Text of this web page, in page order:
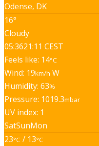
Odense, DK
16°
Cloudy
05:3621:11 CEST
Feels like: 14°C
Wind: 19km/h W
Humidity: 63%
Pressure: 1019.3mbar
UV index: 1
SatSunMon
23°C / 13°C